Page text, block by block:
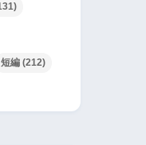
短編 (212)